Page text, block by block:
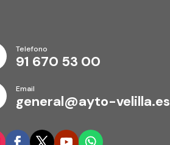
Telefono
91 670 53 00
Email
general@ayto-velilla.es